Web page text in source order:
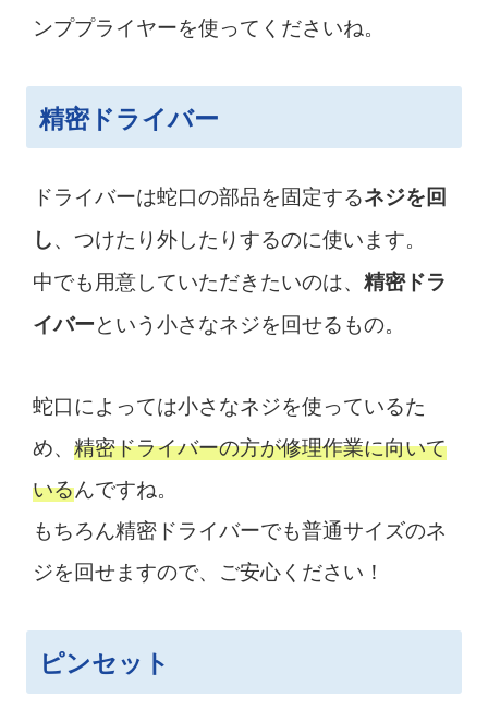
ンププライヤーを使ってくださいね。
精密ドライバー
ドライバーは蛇口の部品を固定するネジを回
し、つけたり外したりするのに使います。
中でも用意していただきたいのは、 精密ドラ
イバーという小さなネジを回せるもの。
蛇口によっては小さなネジを使っているた
め、 精密ドライバーの方が修理作業に向いて
いるんですね。
もちろん精密ドライバーでも普通サイズのネ
ジを回せますので、ご安心ください！
ピンセット